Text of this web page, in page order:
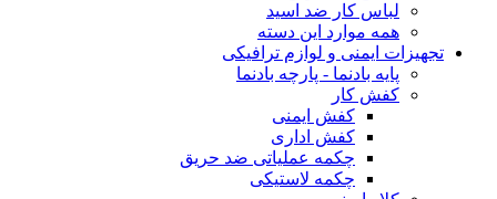
لباس کار ضد اسید
همه موارد این دسته
تجهیزات ایمنی و لوازم ترافیکی
پایه بادنما - پارچه بادنما
کفش کار
کفش ایمنی
کفش اداری
چکمه عملیاتی ضد حریق
چکمه لاستیکی